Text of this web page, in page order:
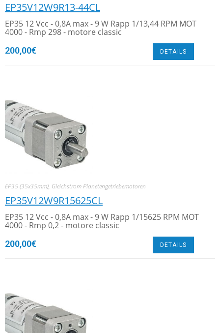
EP35V12W9R13-44CL
EP35 12 Vcc - 0,8A max - 9 W Rapp 1/13,44 RPM MOT
4000 - Rmp 298 - motore classic
200,00€ DETAILS
EP35 (35x35mm), Gleichstrom Planetengetriebemotoren
EP35V12W9R15625CL
EP35 12 Vcc - 0,8A max - 9 W Rapp 1/15625 RPM MOT
4000 - Rmp 0,2 - motore classic
200,00€ DETAILS